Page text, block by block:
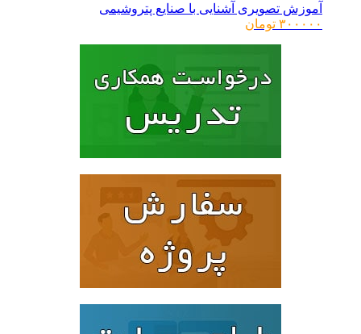
آموزش تصویری آشنایی با صنایع پتروشیمی
۳۰۰۰۰۰ تومان